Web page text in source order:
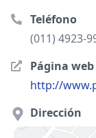
Teléfono
(011) 4923-
Página web
http://
Dirección